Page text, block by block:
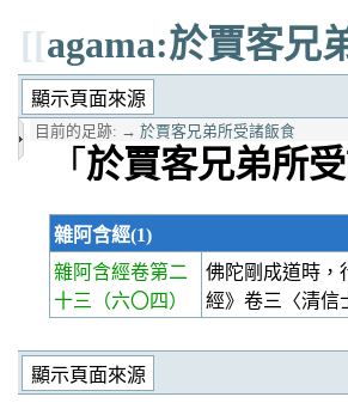
[[agama:於賈客兄
目前的足跡: → 於賈客兄弟所受諸飯食
「 於賈客兄弟所
雜阿含經(1)
雜阿含經卷第二
十三
（六〇四）
佛陀剛成道時，
經》卷三〈清信